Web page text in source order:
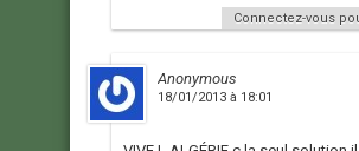
Connectez-vous
Anonymous
18/01/2013 à 18:01